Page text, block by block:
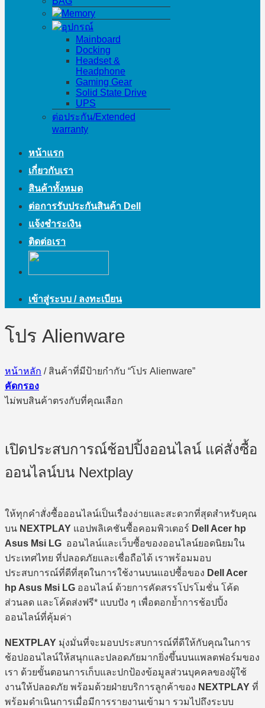
Memory
อุปกรณ์
Mainboard
Docking
Headset &
Headphone
Gaming Gear
Solid State Drive
UPS
ต่อประกัน/Extended
warranty
หน้าแรก
เกี่ยวกับเรา
สินค้าทั้งหมด
ต่อการรับประกันสินค้า Dell
แจ้งชำระเงิน
ติดต่อเรา
เข้าสู่ระบบ / ลงทะเบียน
โปร Alienware
หน้าหลัก /สินค้าที่มีป้ายกำกับ “โปร Alienware”
คัดกรอง
ไม่พบสินค้าตรงกับที่คุณเลือก
เปิดประสบการณ์ช้อปปิ้งออนไลน์ แค่สั่งซื้อ
ออนไลน์บน Nextplay
ให้ทุกคำสั่งซื้อออนไลน์เป็นเรื่องง่ายและสะดวกที่สุดสำหรับคุณ
บน NEXTPLAY แอปพลิเคชันซื้อคอมพิวเตอร์ Dell Acer hp
Asus Msi LG ออนไลน์และเว็บซื้อของออนไลน์ยอดนิยมใน
ประเทศไทย ที่ปลอดภัยและเชื่อถือได้ เราพร้อมมอบ
ประสบการณ์ที่ดีที่สุดในการใช้งานบนแอปซื้อของ Dell Acer
hp Asus Msi LG ออนไลน์ ด้วยการคัดสรรโปรโมชั่น โค้ด
ส่วนลด และโค้ดส่งฟรี* แบบปัง ๆ เพื่อตอกย้ำการช้อปปิ้ง
ออนไลน์ที่คุ้มค่า
NEXTPLAY มุ่งมั่นที่จะมอบประสบการณ์ที่ดีให้กับคุณในการ
ช้อปออนไลน์ให้สนุกและปลอดภัยมากยิ่งขึ้นบนแพลตฟอร์มของ
เรา ด้วยขั้นตอนการเก็บและปกป้องข้อมูลส่วนบุคคลของผู้ใช้
งานให้ปลอดภัย พร้อมด้วยฝ่ายบริการลูกค้าของ NEXTPLAY ที่
พร้อมดำเนินการเมื่อมีการรายงานเข้ามา รวมไปถึงระบบ